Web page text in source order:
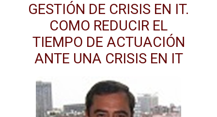
GESTIÓN DE CRISIS EN IT.
COMO REDUCIR EL
TIEMPO DE ACTUACIÓN
ANTE UNA CRISIS EN IT